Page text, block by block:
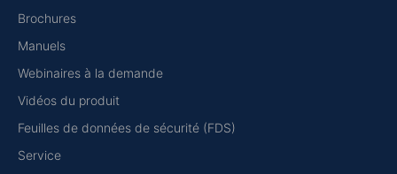
Brochures
Manuels
Webinaires à la demande
Vidéos du produit
Feuilles de données de sécurité (FDS)
Service